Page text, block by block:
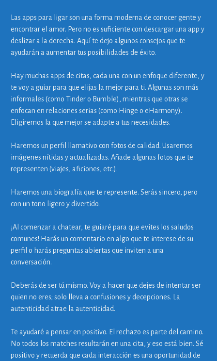
Las apps para ligar son una forma moderna de conocer gente y
encontrar el amor. Pero no es suficiente con descargar una app y
deslizar a la derecha. Aquí te dejo algunos consejos que te
ayudarán a aumentar tus posibilidades de éxito.
Hay muchas apps de citas, cada una con un enfoque diferente, y
te voy a guiar para que elijas la mejor para ti. Algunas son más
informales (como Tinder o Bumble), mientras que otras se
enfocan en relaciones serias (como Hinge o eHarmony).
Eligiremos la que mejor se adapte a tus necesidades.
Haremos un perfil llamativo con fotos de calidad. Usaremos
imágenes nítidas y actualizadas. Añade algunas fotos que te
representen (viajes, aficiones, etc.).
Haremos una biografía que te represente. Serás sincero, pero
con un tono ligero y divertido.
¡Al comenzar a chatear, te guiaré para que evites los saludos
comunes! Harás un comentario en algo que te interese de su
perfil o harás preguntas abiertas que inviten a una
conversación.
Deberás de ser tú mismo. Voy a hacer que dejes de intentar ser
quien no eres; solo lleva a confusiones y decepciones. La
autenticidad atrae la autenticidad.
Te ayudaré a pensar en positivo. El rechazo es parte del camino.
No todos los matches resultarán en una cita, y eso está bien. Sé
positivo y recuerda que cada interacción es una oportunidad de